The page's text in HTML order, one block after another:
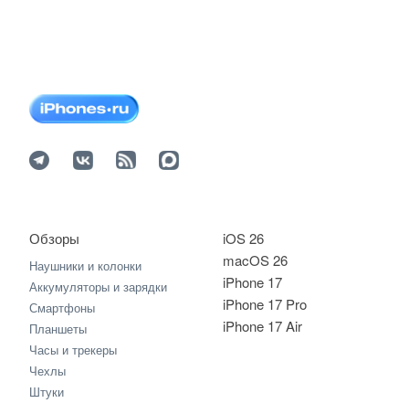
iOS 26
macOS 26
iPhone 17
iPhone 17 Pro
iPhone 17 Air
Обзоры
Наушники и колонки
Аккумуляторы и зарядки
Смартфоны
Планшеты
Часы и трекеры
Чехлы
Штуки